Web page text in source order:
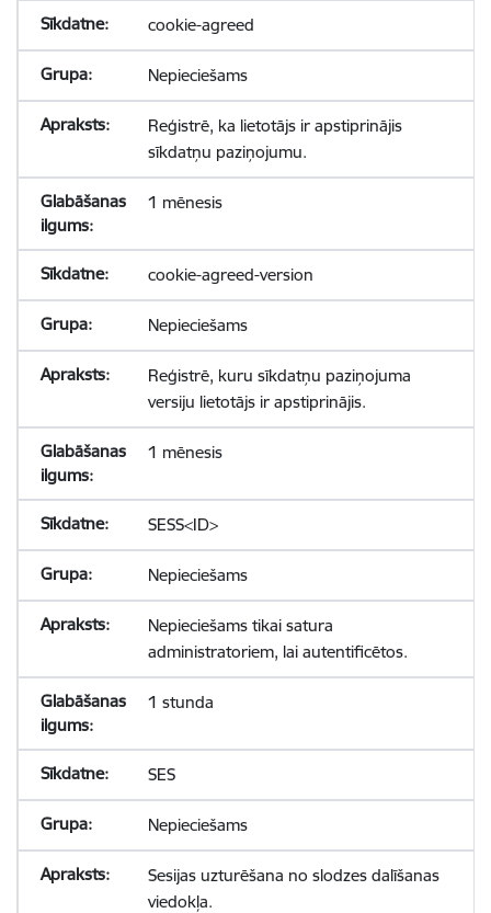
cookie-agreed
Nepieciešams
Reģistrē, ka lietotājs ir apstiprinājis
sīkdatņu paziņojumu.
1 mēnesis
cookie-agreed-version
Nepieciešams
Reģistrē, kuru sīkdatņu paziņojuma
versiju lietotājs ir apstiprinājis.
1 mēnesis
SESS<ID>
Nepieciešams
Nepieciešams tikai satura
administratoriem, lai autentificētos.
1 stunda
SES
Nepieciešams
Sesijas uzturēšana no slodzes dalīšanas
viedokļa.